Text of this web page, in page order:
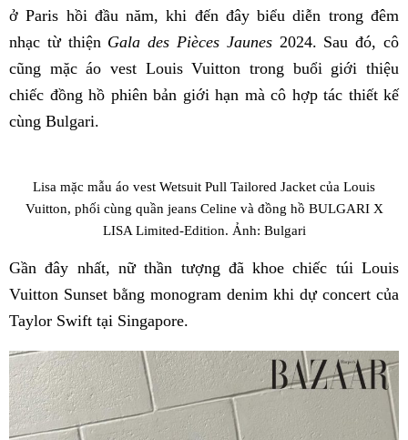
ở Paris hồi đầu năm, khi đến đây biểu diễn trong đêm
nhạc từ thiện Gala des Pièces Jaunes 2024. Sau đó, cô
cũng mặc áo vest Louis Vuitton trong buổi giới thiệu
chiếc đồng hồ phiên bản giới hạn mà cô hợp tác thiết kế
cùng Bulgari.
Lisa mặc mẫu áo vest Wetsuit Pull Tailored Jacket của Louis
Vuitton, phối cùng quần jeans Celine và đồng hồ BULGARI X
LISA Limited-Edition. Ảnh: Bulgari
Gần đây nhất, nữ thần tượng đã khoe chiếc túi Louis
Vuitton Sunset bằng monogram denim khi dự concert của
Taylor Swift tại Singapore.